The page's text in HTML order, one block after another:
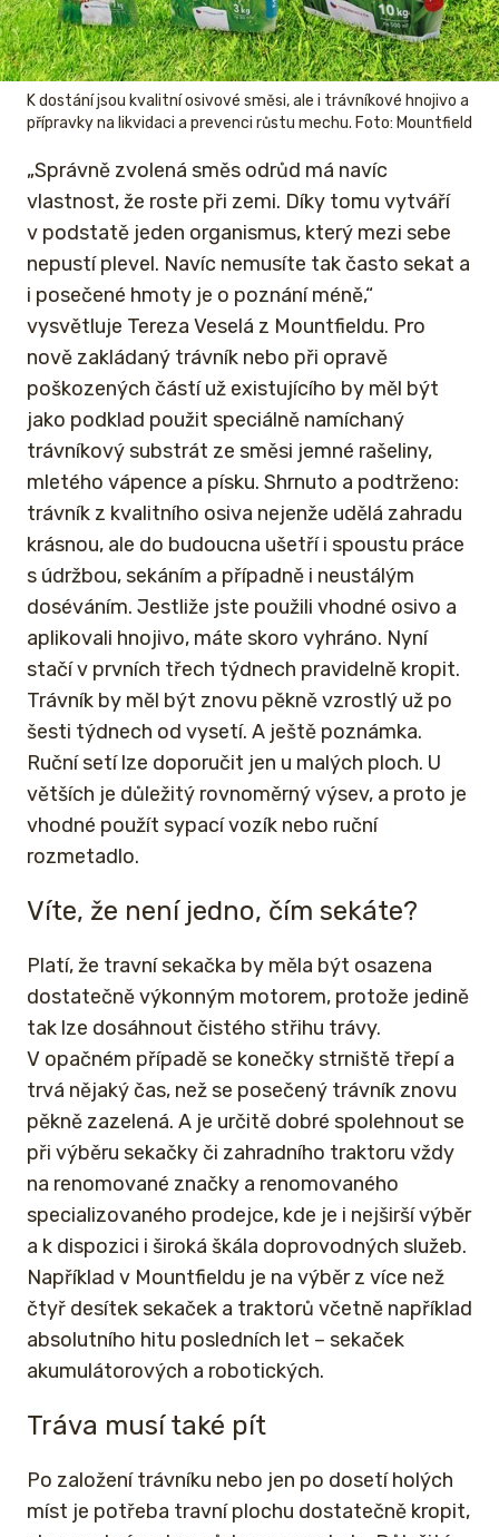
K dostání jsou kvalitní osivové směsi, ale i trávníkové hnojivo a
přípravky na likvidaci a prevenci růstu mechu. Foto: Mountfield
„Správně zvolená směs odrůd má navíc
vlastnost, že roste při zemi. Díky tomu vytváří
v podstatě jeden organismus, který mezi sebe
nepustí plevel. Navíc nemusíte tak často sekat a
i posečené hmoty je o poznání méně,“
vysvětluje Tereza Veselá z Mountfieldu. Pro
nově zakládaný trávník nebo při opravě
poškozených částí už existujícího by měl být
jako podklad použit speciálně namíchaný
trávníkový substrát ze směsi jemné rašeliny,
mletého vápence a písku. Shrnuto a podtrženo:
trávník z kvalitního osiva nejenže udělá zahradu
krásnou, ale do budoucna ušetří i spoustu práce
s údržbou, sekáním a případně i neustálým
doséváním. Jestliže jste použili vhodné osivo a
aplikovali hnojivo, máte skoro vyhráno. Nyní
stačí v prvních třech týdnech pravidelně kropit.
Trávník by měl být znovu pěkně vzrostlý už po
šesti týdnech od vysetí. A ještě poznámka.
Ruční setí lze doporučit jen u malých ploch. U
větších je důležitý rovnoměrný výsev, a proto je
vhodné použít sypací vozík nebo ruční
rozmetadlo.
Víte, že není jedno, čím sekáte?
Platí, že travní sekačka by měla být osazena
dostatečně výkonným motorem, protože jedině
tak lze dosáhnout čistého střihu trávy.
V opačném případě se konečky strniště třepí a
trvá nějaký čas, než se posečený trávník znovu
pěkně zazelená. A je určitě dobré spolehnout se
při výběru sekačky či zahradního traktoru vždy
na renomované značky a renomovaného
specializovaného prodejce, kde je i nejširší výběr
a k dispozici i široká škála doprovodných služeb.
Například v Mountfieldu je na výběr z více než
čtyř desítek sekaček a traktorů včetně například
absolutního hitu posledních let – sekaček
akumulátorových a robotických.
Tráva musí také pít
Po založení trávníku nebo jen po dosetí holých
míst je potřeba travní plochu dostatečně kropit,